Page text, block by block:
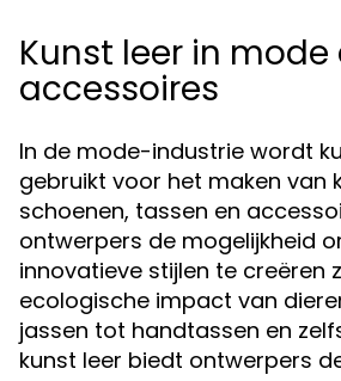
Kunst leer in mode
accessoires
In de mode-industrie wordt
gebruikt voor het maken van
schoenen, tassen en
ontwerpers de mogelijkheid
innovatieve stijlen te creëren
ecologische impact van
jassen tot handtassen en
kunst leer biedt ontwerpers